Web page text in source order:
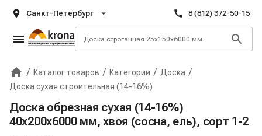
Санкт-Петербург 8 (812) 372-50-15
Главная
/ Каталог товаров / Категории / Доска /
Доска сухая строительная (14-16%)
Доска обрезная сухая (14-16%)
40х200х6000 мм, хвоя (сосна, ель), сорт 1-2
Крона